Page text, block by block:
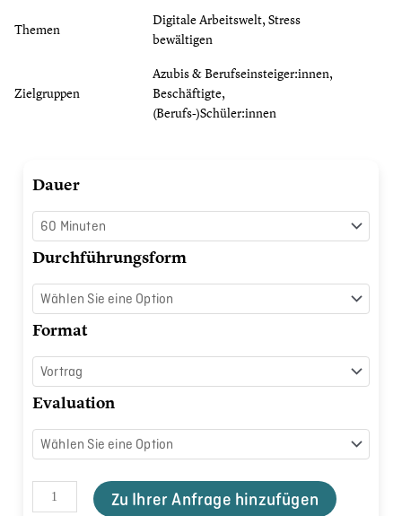
Themen
Digitale Arbeitswelt, Stress
bewältigen
Zielgruppen
Azubis & Berufseinsteiger:innen,
Beschäftigte,
(Berufs-)Schüler:innen
Dauer
Durchführungsform
Format
Evaluation
Work
not
harder
Zu Ihrer Anfrage hinzufügen